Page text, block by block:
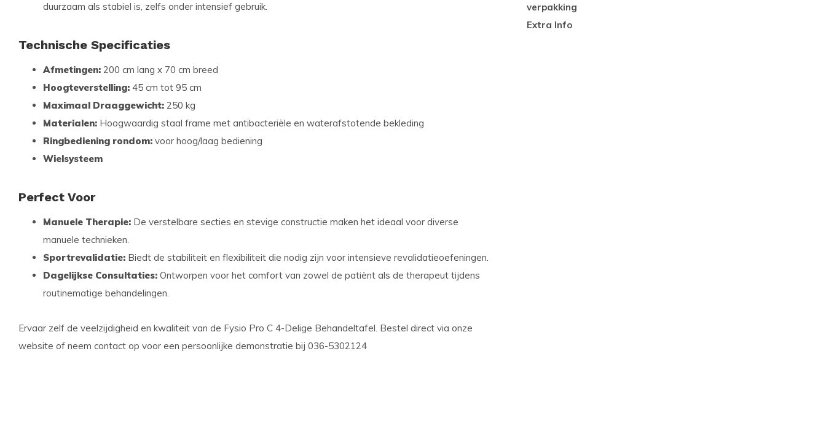
duurzaam als stabiel is, zelfs onder intensief gebruik.
Technische Specificaties
Afmetingen: 200 cm lang x 70 cm breed
Hoogteverstelling: 45 cm tot 95 cm
Maximaal Draaggewicht: 250 kg
Materialen: Hoogwaardig staal frame met antibacteriële en waterafstotende bekleding
Ringbediening rondom: voor hoog/laag bediening
Wielsysteem
Perfect Voor
Manuele Therapie: De verstelbare secties en stevige constructie maken het ideaal voor diverse
manuele technieken.
Sportrevalidatie: Biedt de stabiliteit en flexibiliteit die nodig zijn voor intensieve revalidatieoefeningen.
Dagelijkse Consultaties: Ontworpen voor het comfort van zowel de patiënt als de therapeut tijdens
routinematige behandelingen.
Ervaar zelf de veelzijdigheid en kwaliteit van de Fysio Pro C 4-Delige Behandeltafel. Bestel direct via onze
website of neem contact op voor een persoonlijke demonstratie bij 036-5302124
verpakking
Extra Info